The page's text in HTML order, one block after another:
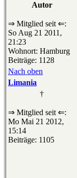
Autor
⇒ Mitglied seit ⇐:
So Aug 21 2011,
21:23
Wohnort: Hamburg
Beiträge: 1128
Nach oben
Limania
†
⇒ Mitglied seit ⇐:
Mo Mai 21 2012,
15:14
Beiträge: 1105